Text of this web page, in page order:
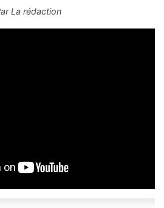
La rédaction